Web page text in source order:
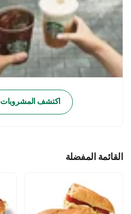
اكتشف المشروبات
القائمة المفضلة